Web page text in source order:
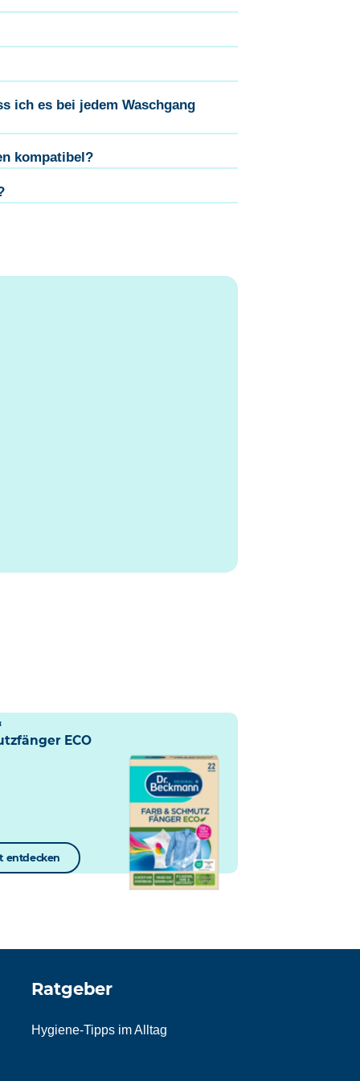
ich es bei jedem Waschgang
kompatibel?
ECO
entdecken
Ratgeber
Hygiene-Tipps im Alltag